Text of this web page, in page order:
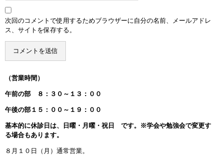
次回のコメントで使用するためブラウザーに自分の名前、メールアドレ
ス、サイトを保存する。
（営業時間）
午前の部 ８：３０～１３：００
午後の部１５：００～１９：００
基本的に休診日は、日曜・月曜・祝日 です。※学会や勉強会で変更す
る場合もあります。
８月１０日（月）通常営業。